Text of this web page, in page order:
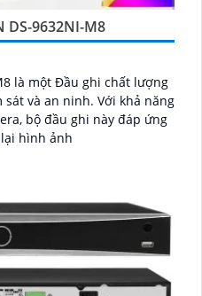
DS-9632NI-M8
là một Đầu ghi chất lượng
ninh. Với khả năng
bộ đầu ghi này đáp ứng
hình ảnh